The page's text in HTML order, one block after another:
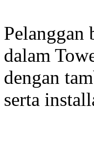
Pelanggan
dalam
dengan
serta